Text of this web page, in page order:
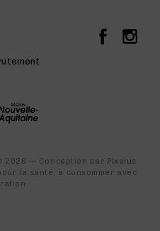
la même maison
des appellations
2026 — Conception par Pixelus
la santé, à consommer avec